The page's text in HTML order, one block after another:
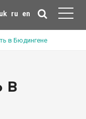
uk ru en
в Бюдингене
в